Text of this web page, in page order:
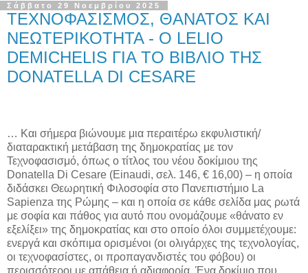
Σάββατο 29 Νοεμβρίου 2025
ΤΕΧΝΟΦΑΣΙΣΜΟΣ, ΘΑΝΑΤΟΣ ΚΑΙ
ΝΕΩΤΕΡΙΚΟΤΗΤΑ - Ο LELIO
DEMICHELIS ΓΙΑ ΤΟ ΒΙΒΛΙΟ ΤΗΣ
DONATELLA DI CESARE
… Και σήμερα βιώνουμε μια περαιτέρω εκφυλιστική/
διαταρακτική μετάβαση της δημοκρατίας με τον
Τεχνοφασισμό, όπως ο τίτλος του νέου δοκίμιου της
Donatella Di Cesare (Einaudi, σελ. 146, € 16,00) – η οποία
διδάσκει Θεωρητική Φιλοσοφία στο Πανεπιστήμιο La
Sapienza της Ρώμης – και η οποία σε κάθε σελίδα μας ρωτά
με σοφία και πάθος για αυτό που ονομάζουμε «θάνατο εν
εξελίξει» της δημοκρατίας και στο οποίο όλοι συμμετέχουμε:
ενεργά και σκόπιμα ορισμένοι (οι ολιγάρχες της τεχνολογίας,
οι τεχνοφασίστες, οι προπαγανδιστές του φόβου) οι